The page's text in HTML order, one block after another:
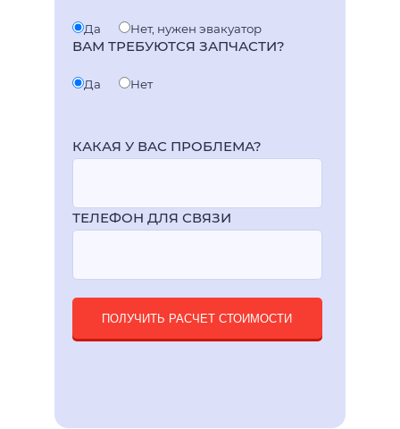
Да Нет, нужен эвакуатор
ВАМ ТРЕБУЮТСЯ ЗАПЧАСТИ?
Да Нет
КАКАЯ У ВАС ПРОБЛЕМА?
ТЕЛЕФОН ДЛЯ СВЯЗИ
ПОЛУЧИТЬ РАСЧЕТ СТОИМОСТИ